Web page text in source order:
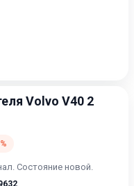
Volvo V40 2
Состояние новой.